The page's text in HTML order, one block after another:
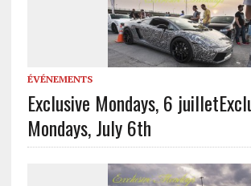
ÉVÉNEMENTS
Exclusive Mondays, 6 juillet
Mondays, July 6th